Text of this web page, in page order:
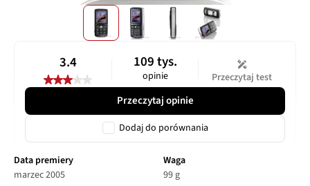
3.4 109 tys.
opinie Przeczytaj test
Przeczytaj opinie
Dodaj do porównania
Data premiery
marzec 2005
Waga
99 g